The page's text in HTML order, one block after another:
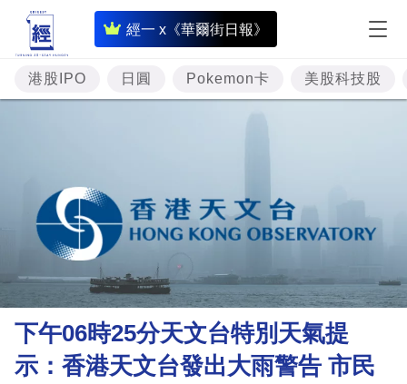
經一 x《華爾街日報》
即
時
財
經
資
樓
市
理
財
商
港股IPO 日圓 Pokemon卡 美股科技股
下午06時25分天文台特別天氣提
示：香港天文台發出大雨警告 市民